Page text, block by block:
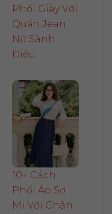
Phối Giày Với
Quần Jean
Nữ Sành
Điệu
10+ Cách
Phối Áo Sơ
Mi Với Chân